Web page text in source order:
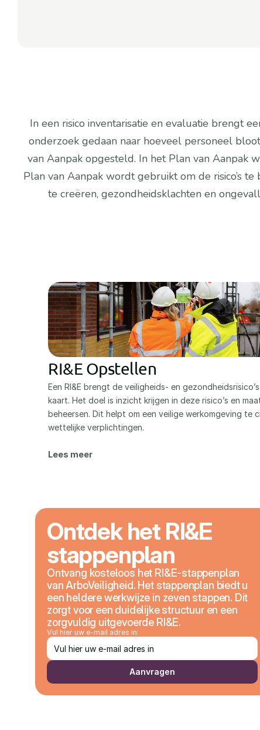
In een risico inventarisatie en evaluatie brengt
onderzoek gedaan naar hoeveel personeel
van Aanpak opgesteld. In het Plan van Aanpak
Plan van Aanpak wordt gebruikt om de risico’s
te creëren, gezondheidsklachten en
RI&E Opstellen
Een RI&E brengt de veiligheids- en
kaart. Het doel is inzicht krijgen in deze risico’s en
beheersen. Dit helpt om een veilige werkomgeving te
wettelijke verplichtingen.
Lees meer
Ontdek het RI&E
stappenplan
Ontvang kosteloos het RI&E-stappenplan
van ArboVeiligheid. Het stappenplan biedt u
een heldere werkwijze in zeven stappen. Dit
zorgt voor een duidelijke structuur en een
zorgvuldig uitgevoerde RI&E.
Vul hier uw e-mail adres in:
Aanvragen